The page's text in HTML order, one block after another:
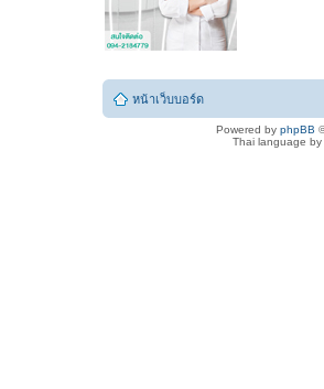
หน้าเว็บบอร์ด
Powered by phpBB
Thai language by